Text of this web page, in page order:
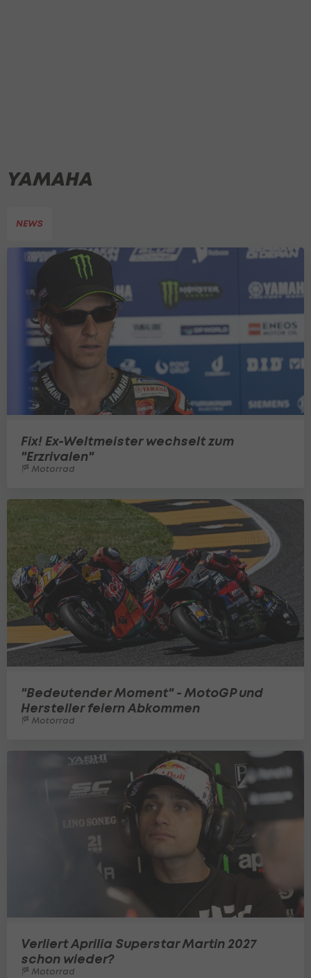
YAMAHA
NEWS
Fix! Ex-Weltmeister wechselt zum
"Erzrivalen"
Motorrad
"Bedeutender Moment" - MotoGP und
Hersteller feiern Abkommen
Motorrad
Verliert Aprilia Superstar Martin 2027
schon wieder?
Motorrad